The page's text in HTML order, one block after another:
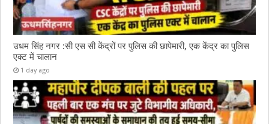
उधम सिंह नगर :सी एस सी केंद्रों पर पुलिस की छापेमारी, एक केंद्र का पुलिस
एक्ट में चालान
1 day ago